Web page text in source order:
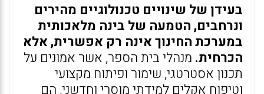
בעידן של שינויים טכנולוגיים מהירים
ונרחבים, הטמעה של בינה מלאכותית
במערכת החינוך אינה רק אפשרית, אלא
הכרחית. מנהלי בית הספר, אשר אמונים על
תכנון אסטרטגי, שימור ופיתוח מקצועי
וטיפוח אקלים למידתי מוסרי וחדשני, הם